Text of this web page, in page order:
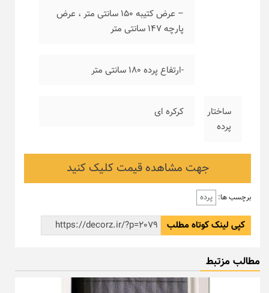
– عرض کتیبه ۱۵۰ سانتی متر ، عرض
پارچه ۱۴۷ سانتی متر
-ارتفاع پرده ۱۸۰ سانتی متر
ساختار
پرده
کرکره ای
جهت مشاهده قیمت کلیک کنید
برچسب ها: پرده
کپی لینک کوتاه مطلب
مطالب مزتبط